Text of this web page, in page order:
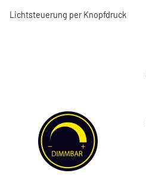
Lichtsteuerung per Knopfdruck